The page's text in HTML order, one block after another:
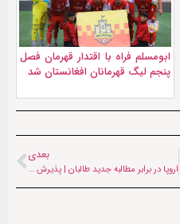
ابومسلم فراه با اقتدار قهرمان فصل
پنجم لیگ قهرمانان افغانستان شد
بعدی
اروپا در برابر مطالبه جدید طالبان | پذیرش مهاجران در ازای حضور دیپلماتیک